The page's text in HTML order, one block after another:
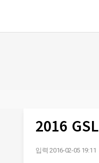
2016
입력 2016-02-05 19:11